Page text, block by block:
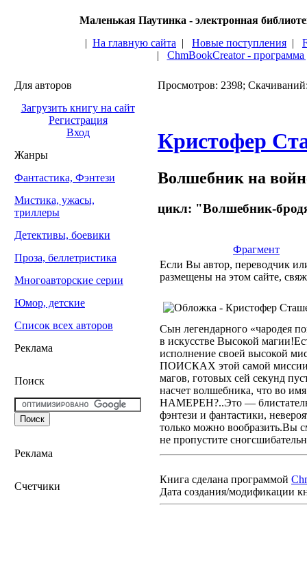
Маленькая Паутинка - электронная
| На главную сайта | Новые поступления |
| ChmBookCreator -
Для авторов
Загрузить книгу на сайт
Регистрация
Вход
Жанры
Фантастика, Фэнтези
Мистика, ужасы,
триллеры
Детективы, боевики
Проза, беллетристика
Многоавторские серии
Юмор, детские
Список всех авторов
Реклама
Поиск
Реклама
Счетчики
Просмотров: 2398;
Кристофер
Волшебник на
цикл: "Волшебник-
Фрагмент
Если Вы автор, переводчик
размещены на этом сайте,
Сын легендарного «чародея
в искусстве Высокой
исполнение своей высокой
ПОИСКАХ этой самой миссии
магов, готовых сей секунд
насчет волшебника, что во
НАМЕРЕН?..Это —
фэнтези и фантастики,
только можно вообразить.Вы
не пропустите
Книга сделана программой
Дата создания/модификации